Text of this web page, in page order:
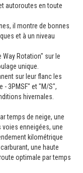
autoroutes en toute
il montre de bonnes
et à un niveau
Way Rotation" sur le
unique.
sur leur flanc les
- 3PMSF" et "M/S",
hivernales.
temps de neige, une
enneigées, une
kilométrique
une haute
optimale par temps